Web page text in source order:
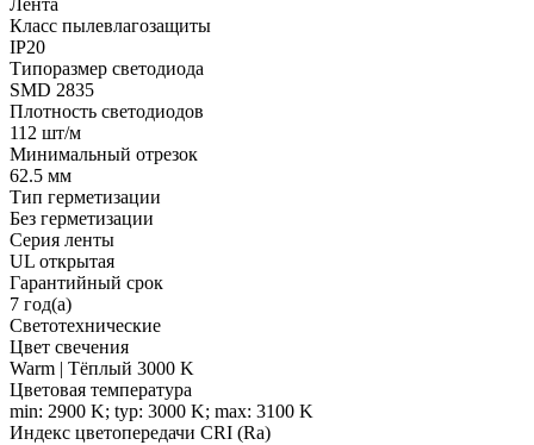
Класс пылевлагозащиты
IP20
Типоразмер светодиода
SMD 2835
Плотность светодиодов
112 шт/м
Минимальный отрезок
62.5 мм
Тип герметизации
Без герметизации
Серия ленты
UL открытая
Гарантийный срок
7 год(а)
Светотехнические
Цвет свечения
Warm | Тёплый 3000 K
Цветовая температура
min: 2900 K; typ: 3000 K; max: 3100 K
Индекс цветопередачи CRI (Ra)